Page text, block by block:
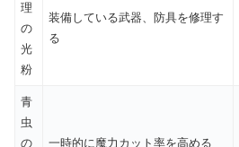
理
の
光
粉
装備している武器、防具を修理す
る
青
虫
の
一時的に魔力カット率を高める